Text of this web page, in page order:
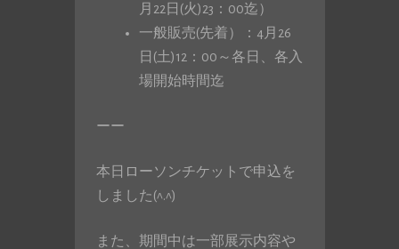
月22日(火)23：00迄）
一般販売(先着）：4月26
日(土)12：00～各日、各入
場開始時間迄
ーー
本日ローソンチケットで申込を
しました(^.^)
また、期間中は一部展示内容や